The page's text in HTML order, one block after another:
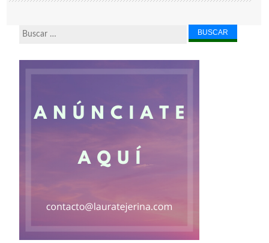
Buscar...